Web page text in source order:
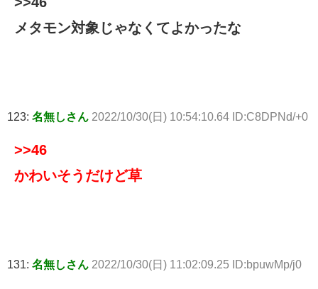
メタモン対象じゃなくてよかったな
123: 名無しさん 2022/10/30(日) 10:54:10.64 ID:C8DPNd/+0
>>46
かわいそうだけど草
131: 名無しさん 2022/10/30(日) 11:02:09.25 ID:bpuwMp/j0